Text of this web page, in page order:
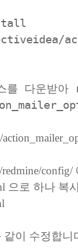
를 다운받아
config/
으로 하나 복
같이 수정합니